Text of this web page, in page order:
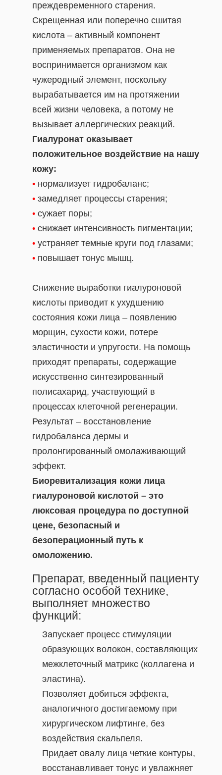
преждевременного старения.
Скрещенная или поперечно сшитая
кислота – активный компонент
применяемых препаратов. Она не
воспринимается организмом как
чужеродный элемент, поскольку
вырабатывается им на протяжении
всей жизни человека, а потому не
вызывает аллергических реакций.
Гиалуронат оказывает
положительное воздействие на нашу
кожу:
• нормализует гидробаланс;
• замедляет процессы старения;
• сужает поры;
• снижает интенсивность пигментации;
• устраняет темные круги под глазами;
• повышает тонус мышц.
Снижение выработки гиалуроновой
кислоты приводит к ухудшению
состояния кожи лица – появлению
морщин, сухости кожи, потере
эластичности и упругости. На помощь
приходят препараты, содержащие
искусственно синтезированный
полисахарид, участвующий в
процессах клеточной регенерации.
Результат – восстановление
гидробаланса дермы и
пролонгированный омолаживающий
эффект.
Биоревитализация кожи лица
гиалуроновой кислотой – это
люксовая процедура по доступной
цене, безопасный и
безоперационный путь к
омоложению.
Препарат, введенный пациенту
согласно особой технике,
выполняет множество
функций:
Запускает процесс стимуляции
образующих волокон, составляющих
межклеточный матрикс (коллагена и
эластина).
Позволяет добиться эффекта,
аналогичного достигаемому при
хирургическом лифтинге, без
воздействия скальпеля.
Придает овалу лица четкие контуры,
восстанавливает тонус и увлажняет